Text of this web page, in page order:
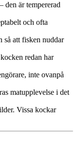
den är tempererad
och ofta
att fisken nuddar
redan har
inte ovanpå
matupplevelse i det
Vissa kockar